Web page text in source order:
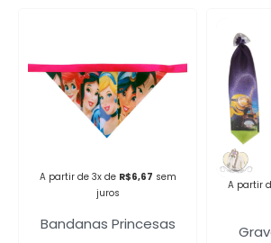
A partir de 3x de R$6,67 sem
juros
Bandanas Princesas
A partir
Campanha
sucesso!